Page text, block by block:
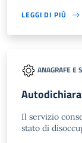
LEGGI DI PIÙ
ANAGRAFE E
Il servizio
stato di